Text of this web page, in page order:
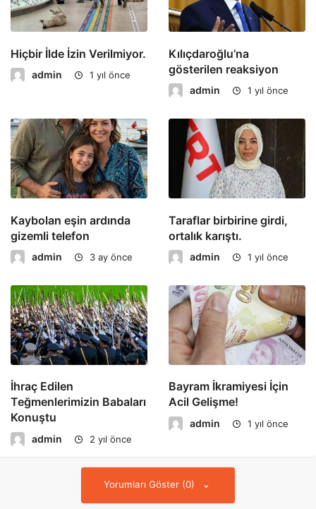
Hiçbir İlde İzin Verilmiyor.
admin 1 yıl önce
Kılıçdaroğlu’na
gösterilen reaksiyon
admin 1 yıl önce
Kaybolan eşin ardında
gizemli telefon
admin 3 ay önce
Taraflar birbirine girdi,
ortalık karıştı.
admin 1 yıl önce
İhraç Edilen
Teğmenlerimizin Babaları
Konuştu
admin 2 yıl önce
Bayram İkramiyesi İçin
Acil Gelişme!
admin 1 yıl önce
Yorumları Göster (0)